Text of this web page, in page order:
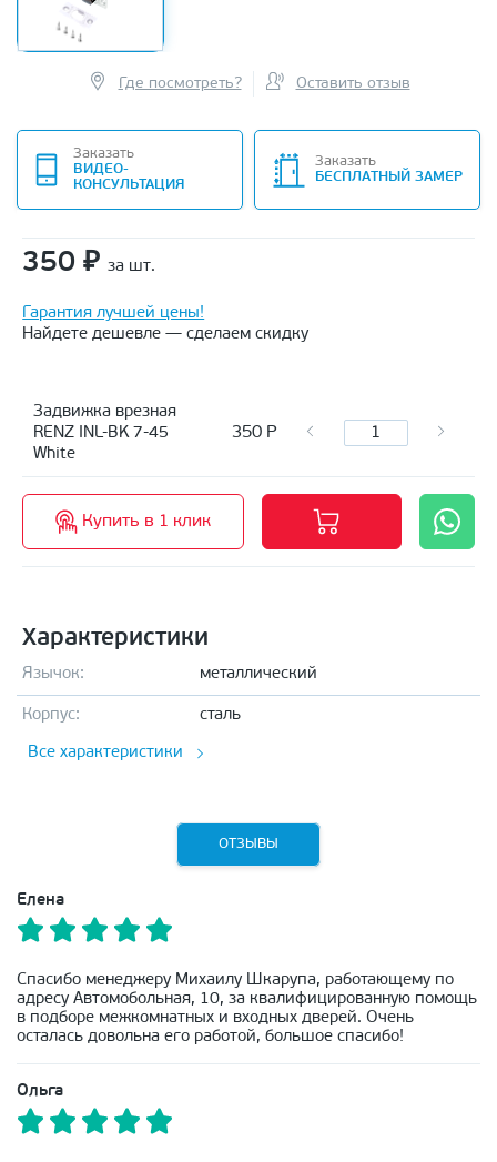
Где посмотреть? Оставить отзыв
Заказать
ВИДЕО-
КОНСУЛЬТАЦИЯ
Заказать
БЕСПЛАТНЫЙ ЗАМЕР
350 ₽ за шт.
Гарантия лучшей цены!
Найдете дешевле — сделаем скидку
Задвижка врезная
RENZ INL-BK 7-45
White
350 Р
Купить в 1 клик
Характеристики
Язычок: металлический
Корпус: сталь
Все характеристики
ОТЗЫВЫ
Елена
Спасибо менеджеру Михаилу Шкарупа, работающему по
адресу Автомобольная, 10, за квалифицированную помощь
в подборе межкомнатных и входных дверей. Очень
осталась довольна его работой, большое спасибо!
Ольга